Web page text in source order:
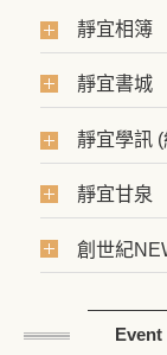
靜宜相簿
靜宜書城
靜宜學訊
靜宜甘泉
創世紀
Event